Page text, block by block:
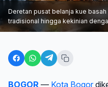
Deretan pusat belanja kue
tradisional hingga kekinian
BOGOR — Kota Bogor